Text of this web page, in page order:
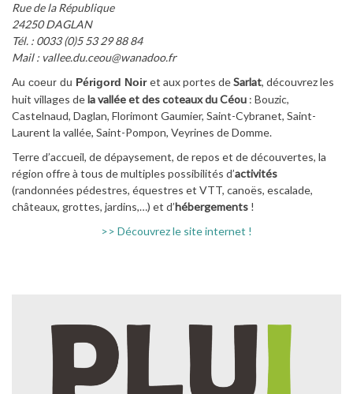
Rue de la République
24250 DAGLAN
Tél. : 0033 (0)5 53 29 88 84
Mail : vallee.du.ceou@wanadoo.fr
Au coeur du Périgord Noir et aux portes deSarlat, découvrez les
huit villages dela vallée et des coteaux du Céou : Bouzic,
Castelnaud, Daglan, Florimont Gaumier, Saint-Cybranet, Saint-
Laurent la vallée, Saint-Pompon, Veyrines de Domme.
Terre d’accueil, de dépaysement, de repos et de découvertes, la
région offre à tous de multiples possibilités d’activités
(randonnées pédestres, équestres et VTT, canoës, escalade,
châteaux, grottes, jardins,…) et d’hébergements !
>> Découvrez le site internet !